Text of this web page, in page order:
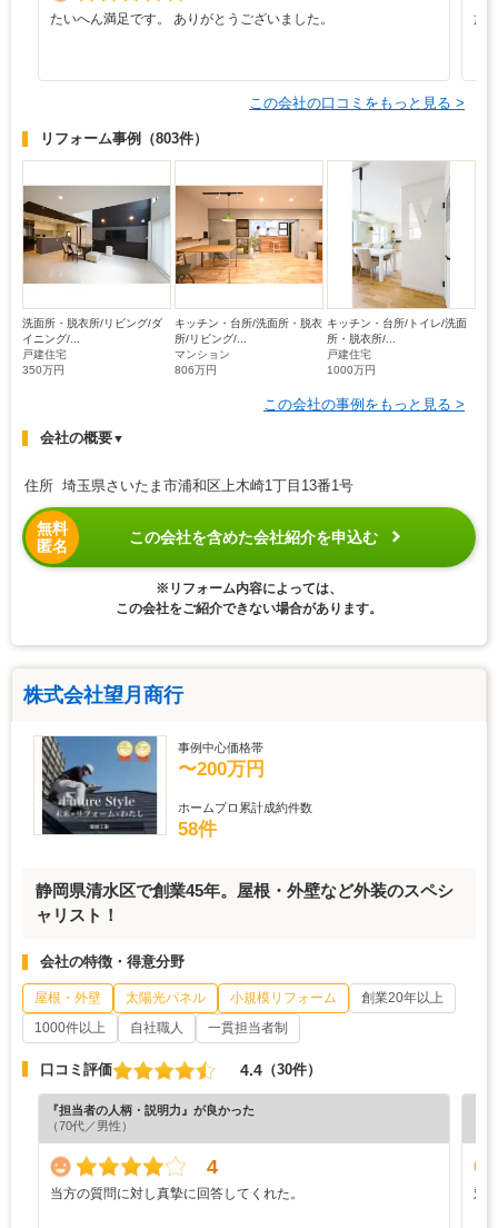
たいへん満足です。 ありがとうございました。
施
この会社の口コミをもっと見る >
リフォーム事例 （803件）
洗面所・脱衣所/リビング/ダ
イニング/...
戸建住宅
350万円
キッチン・台所/洗面所・脱衣
所/リビング/...
マンション
806万円
キッチン・台所/トイレ/洗面
所・脱衣所/...
戸建住宅
1000万円
この会社の事例をもっと見る >
会社の概要▼
住所 埼玉県さいたま市浦和区上木崎1丁目13番1号
無料
匿名
この会社を含めた会社紹介を申込む
※リフォーム内容によっては、
この会社をご紹介できない場合があります。
株式会社望月商行
事例中心価格帯
〜200万円
ホームプロ累計成約件数
58件
静岡県清水区で創業45年。屋根・外壁など外装のスペシ
ャリスト！
会社の特徴・得意分野
屋根・外壁 太陽光パネル 小規模リフォーム
創業20年以上
1000件以上
自社職人 一貫担当者制
口コミ評価 4.4 （30件）
『担当者の人柄・説明力』が良かった
（70代／男性）
4
当方の質問に対し真摯に回答してくれた。 対